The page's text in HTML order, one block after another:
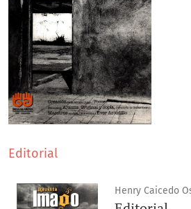
Editorial
Henry Caicedo